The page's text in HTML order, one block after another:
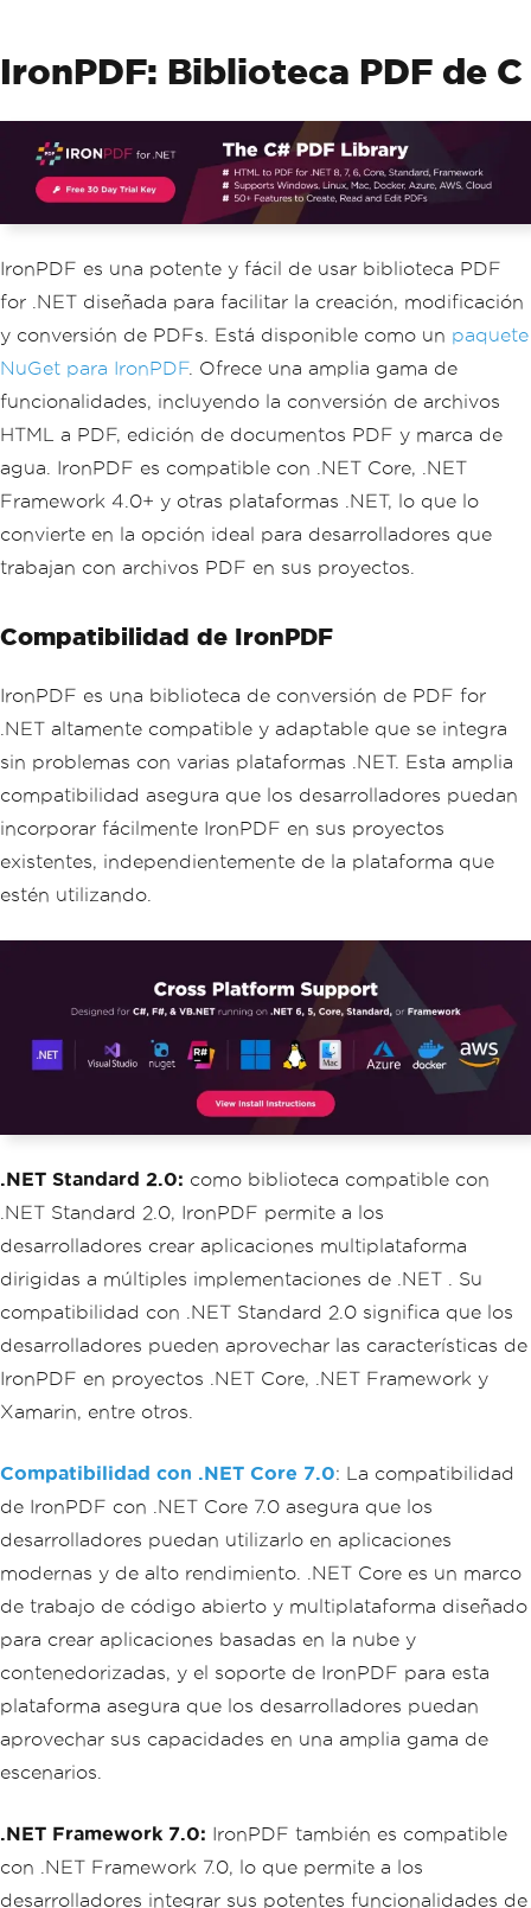
IronPDF: Biblioteca PDF de C
IronPDF es una potente y fácil de usar biblioteca PDF
for .NET diseñada para facilitar la creación, modificación
y conversión de PDFs. Está disponible como un paquete
NuGet para IronPDF. Ofrece una amplia gama de
funcionalidades, incluyendo la conversión de archivos
HTML a PDF, edición de documentos PDF y marca de
agua. IronPDF es compatible con .NET Core, .NET
Framework 4.0+ y otras plataformas .NET, lo que lo
convierte en la opción ideal para desarrolladores que
trabajan con archivos PDF en sus proyectos.
Compatibilidad de IronPDF
IronPDF es una biblioteca de conversión de PDF for
.NET altamente compatible y adaptable que se integra
sin problemas con varias plataformas .NET. Esta amplia
compatibilidad asegura que los desarrolladores puedan
incorporar fácilmente IronPDF en sus proyectos
existentes, independientemente de la plataforma que
estén utilizando.
.NET Standard 2.0: como biblioteca compatible con
.NET Standard 2.0, IronPDF permite a los
desarrolladores crear aplicaciones multiplataforma
dirigidas a múltiples implementaciones de .NET . Su
compatibilidad con .NET Standard 2.0 significa que los
desarrolladores pueden aprovechar las características de
IronPDF en proyectos .NET Core, .NET Framework y
Xamarin, entre otros.
Compatibilidad con .NET Core 7.0: La compatibilidad
de IronPDF con .NET Core 7.0 asegura que los
desarrolladores puedan utilizarlo en aplicaciones
modernas y de alto rendimiento. .NET Core es un marco
de trabajo de código abierto y multiplataforma diseñado
para crear aplicaciones basadas en la nube y
contenedorizadas, y el soporte de IronPDF para esta
plataforma asegura que los desarrolladores puedan
aprovechar sus capacidades en una amplia gama de
escenarios.
.NET Framework 7.0: IronPDF también es compatible
con .NET Framework 7.0, lo que permite a los
desarrolladores integrar sus potentes funcionalidades de